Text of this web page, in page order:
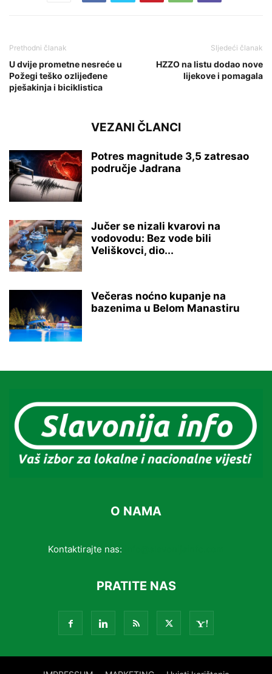
Prethodni članak
U dvije prometne nesreće u
Požegi teško ozlijeđene
pješakinja i biciklistica
Sljedeći članak
HZZO na listu dodao nove
lijekove i pomagala
VEZANI ČLANCI
Potres magnitude 3,5 zatresao
područje Jadrana
Jučer se nizali kvarovi na
vodovodu: Bez vode bili
Veliškovci, dio...
Večeras noćno kupanje na
bazenima u Belom Manastiru
O NAMA
Kontaktirajte nas:
PRATITE NAS